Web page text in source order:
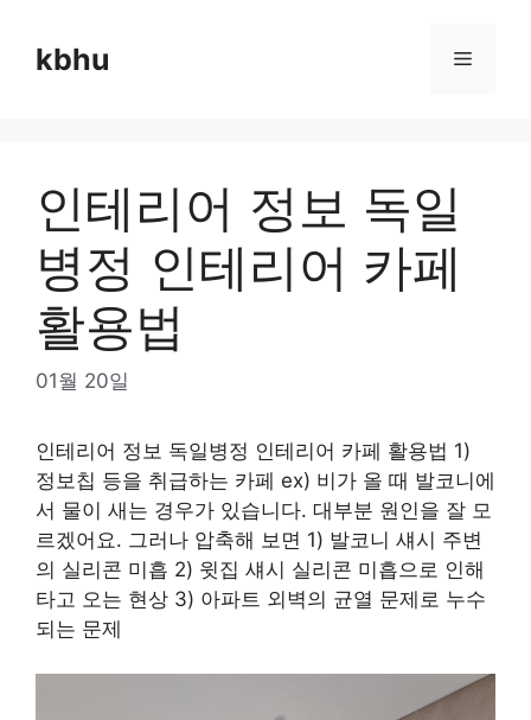
contentkbhu Menu
인테리어 정보 독일
병정 인테리어 카페
활용법
01월 20일
인테리어 정보 독일병정 인테리어 카페 활용법 1)
정보칩 등을 취급하는 카페 ex) 비가 올 때 발코니에
서 물이 새는 경우가 있습니다. 대부분 원인을 잘 모
르겠어요. 그러나 압축해 보면 1) 발코니 섀시 주변
의 실리콘 미흡 2) 윗집 섀시 실리콘 미흡으로 인해
타고 오는 현상 3) 아파트 외벽의 균열 문제로 누수
되는 문제